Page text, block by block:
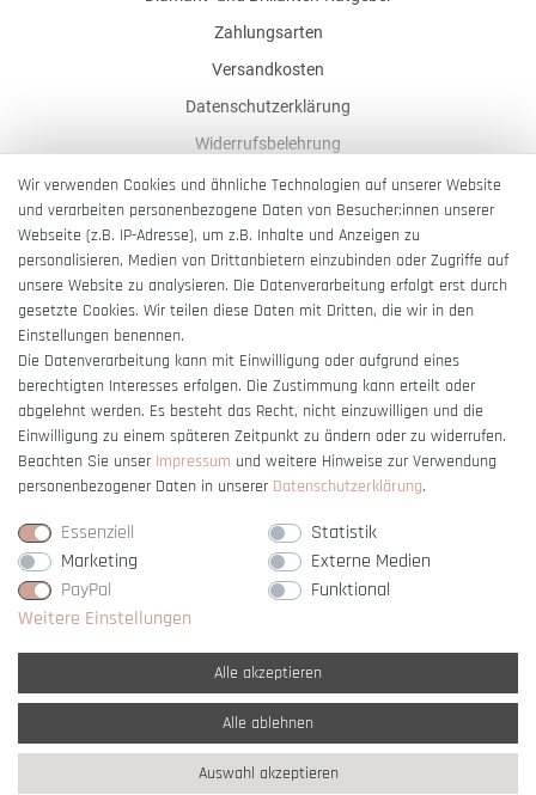
Zahlungsarten
Versandkosten
Datenschutzerklärung
Widerrufsbelehrung
AGB
Impressum
Barrierefreiheitserklärung
Vertrag widerrufen
* Alle Preise verstehen sich inkl. gesetzl. MwSt. undzzgl. Versandkosten
** Nur innerhalb Deutschlands© copyright 2007-2026 Schmuck Krone / Alle
Wir verwenden Cookies und ähnliche Technologien auf unserer Website
und verarbeiten personenbezogene Daten von Besucher:innen unserer
Webseite (z.B. IP-Adresse), um z.B. Inhalte und Anzeigen zu
personalisieren, Medien von Drittanbietern einzubinden oder Zugriffe auf
unsere Website zu analysieren. Die Datenverarbeitung erfolgt erst durch
gesetzte Cookies. Wir teilen diese Daten mit Dritten, die wir in den
Einstellungen benennen.
Die Datenverarbeitung kann mit Einwilligung oder aufgrund eines
berechtigten Interesses erfolgen. Die Zustimmung kann erteilt oder
abgelehnt werden. Es besteht das Recht, nicht einzuwilligen und die
Einwilligung zu einem späteren Zeitpunkt zu ändern oder zu widerrufen.
Beachten Sie unser Impressum und weitere Hinweise zur Verwendung
personenbezogener Daten in unserer Daten­schutz­erklärung.
Essenziell
Statistik
Marketing
Externe Medien
PayPal
Funktional
Weitere Einstellungen
Alle akzeptieren
Alle ablehnen
Auswahl akzeptieren